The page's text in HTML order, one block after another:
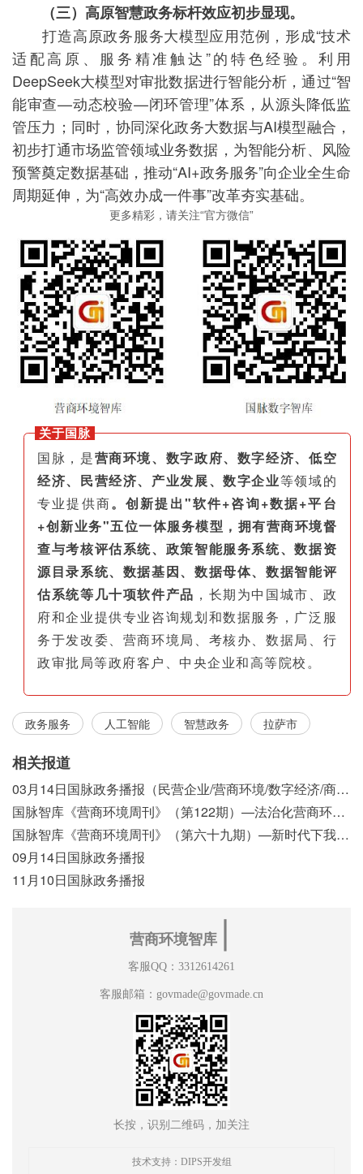
（三）高原智慧政务标杆效应初步显现。
打造高原政务服务大模型应用范例，形成“技术
适配高原、服务精准触达”的特色经验。利用
DeepSeek大模型对审批数据进行智能分析，通过“智
能审查—动态校验—闭环管理”体系，从源头降低监
管压力；同时，协同深化政务大数据与AI模型融合，
初步打通市场监管领域业务数据，为智能分析、风险
预警奠定数据基础，推动“AI+政务服务”向企业全生命
周期延伸，为“高效办成一件事”改革夯实基础。
更多精彩，请关注“官方微信”
关于国脉
国脉，是营商环境、数字政府、数字经济、低空
经济、民营经济、产业发展、数字企业等领域的
专业提供商。创新提出"软件+咨询+数据+平台
+创新业务"五位一体服务模型，拥有营商环境督
查与考核评估系统、政策智能服务系统、数据资
源目录系统、数据基因、数据母体、数据智能评
估系统等几十项软件产品 ，长期为中国城市、政
府和企业提供专业咨询规划和数据服务，广泛服
务于发改委、营商环境局、考核办、数据局、行
政审批局等政府客户、中央企业和高等院校。
政务服务 人工智能 智慧政务 拉萨市
相关报道
03月14日国脉政务播报（民营企业/营商环境/数字经济/商事制度改革）
国脉智库《营商环境周刊》（第122期）—法治化营商环境视域下我国行政执法公示制度浅析
国脉智库《营商环境周刊》（第六十九期）—新时代下我国营商环境标准体系构建初探
09月14日国脉政务播报
11月10日国脉政务播报
营商环境智库
客服QQ：3312614261
客服邮箱：govmade@govmade.cn
长按，识别二维码，加关注
技术支持：DIPS开发组